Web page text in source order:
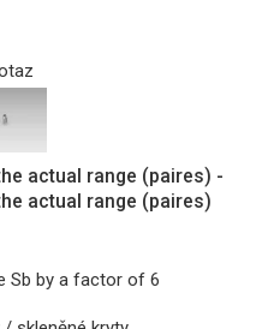
actual range (paires) -
actual range (paires)
Sb by a factor of 6